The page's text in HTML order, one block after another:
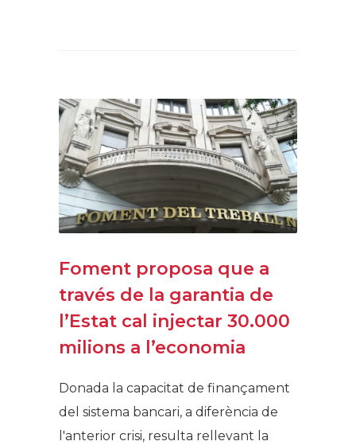
Foment proposa que a
través de la garantia de
l’Estat cal injectar 30.000
milions a l’economia
Donada la capacitat de finançament
del sistema bancari, a diferència de
l'anterior crisi, resulta rellevant la